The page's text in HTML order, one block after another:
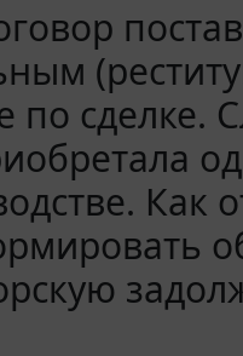
по сделке.
Как